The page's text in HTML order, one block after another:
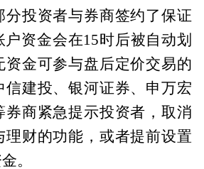
分投资者与券商签约了保证
资金会在15时后被自动划
资金可参与盘后定价交易的
信建投、银河证券、申万宏
券商紧急提示投资者，取消
理财的功能，或者提前设置
。